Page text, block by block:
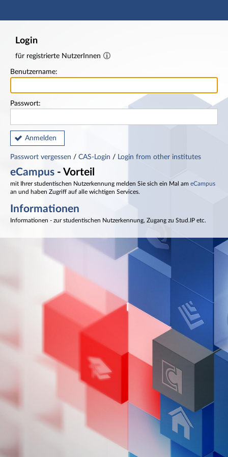
Hauptnavigation
Login
für registrierte NutzerInnen
Benutzername:
Passwort:
Anmelden
Passwort vergessen / CAS-Login / Login from other institutes
eCampus - Vorteil
mit Ihrer studentischen Nutzerkennung melden Sie sich ein Mal am eCampus
an und haben Zugriff auf alle wichtigen Services.
Informationen
Informationen - zur studentischen Nutzerkennung, Zugang zu Stud.IP etc.